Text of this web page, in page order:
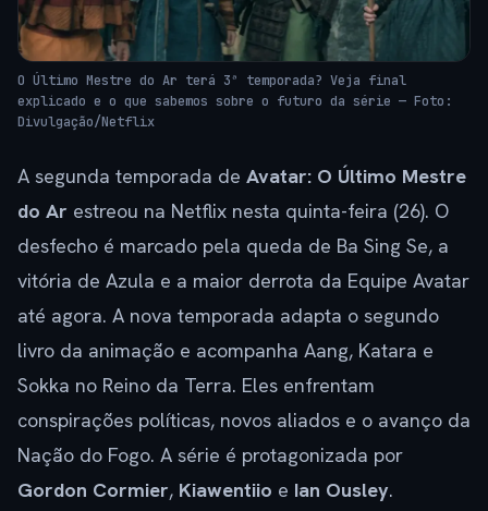
O Último Mestre do Ar terá 3ª temporada? Veja final
explicado e o que sabemos sobre o futuro da série — Foto:
Divulgação/Netflix
A segunda temporada de Avatar: O Último Mestre
do Ar estreou na Netflix nesta quinta-feira (26). O
desfecho é marcado pela queda de Ba Sing Se, a
vitória de Azula e a maior derrota da Equipe Avatar
até agora. A nova temporada adapta o segundo
livro da animação e acompanha Aang, Katara e
Sokka no Reino da Terra. Eles enfrentam
conspirações políticas, novos aliados e o avanço da
Nação do Fogo. A série é protagonizada por
Gordon Cormier, Kiawentiio e Ian Ousley.